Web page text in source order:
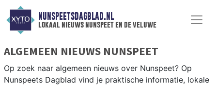
NUNSPEETSDAGBLAD.NL
lokaal nieuws nunspeet en de veluwe
ALGEMEEN NIEUWS NUNSPEET
Op zoek naar algemeen nieuws over Nunspeet? Op
Nunspeets Dagblad vind je praktische informatie, lokale